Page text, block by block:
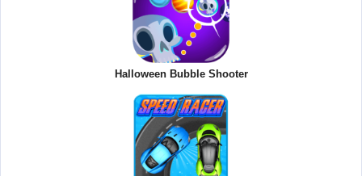
Halloween Bubble Shooter